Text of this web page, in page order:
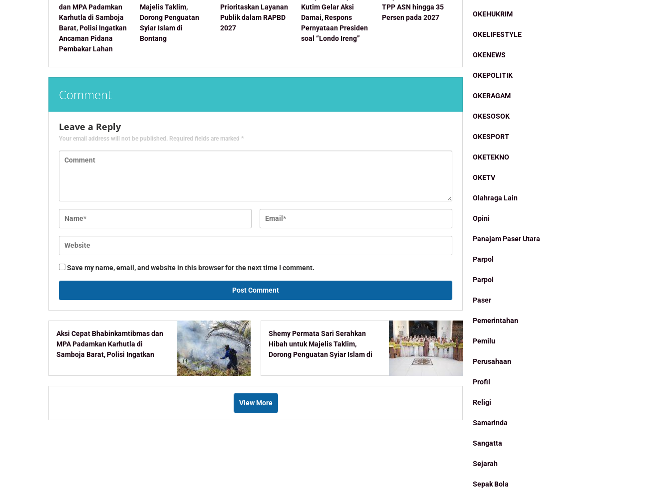
dan MPA Padamkan
Karhutla di Samboja
Barat, Polisi Ingatkan
Ancaman Pidana
Pembakar Lahan
Majelis Taklim,
Dorong Penguatan
Syiar Islam di
Bontang
Prioritaskan Layanan
Publik dalam RAPBD
2027
Kutim Gelar Aksi
Damai, Respons
Pernyataan Presiden
soal “Londo Ireng”
TPP ASN hingga 35
Persen pada 2027
Comment
Leave a Reply
Your email address will not be published. Required fields are marked *
Save my name, email, and website in this browser for the next time I comment.
Aksi Cepat Bhabinkamtibmas dan
MPA Padamkan Karhutla di
Samboja Barat, Polisi Ingatkan
Lahan
Shemy Permata Sari Serahkan
Hibah untuk Majelis Taklim,
Dorong Penguatan Syiar Islam di
View More
OKEHUKRIM
OKELIFESTYLE
OKENEWS
OKEPOLITIK
OKERAGAM
OKESOSOK
OKESPORT
OKETEKNO
OKETV
Olahraga Lain
Opini
Panajam Paser Utara
Parpol
Parpol
Paser
Pemerintahan
Pemilu
Perusahaan
Profil
Religi
Samarinda
Sangatta
Sejarah
Sepak Bola